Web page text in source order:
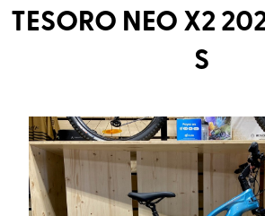
TESORO NEO X2
S